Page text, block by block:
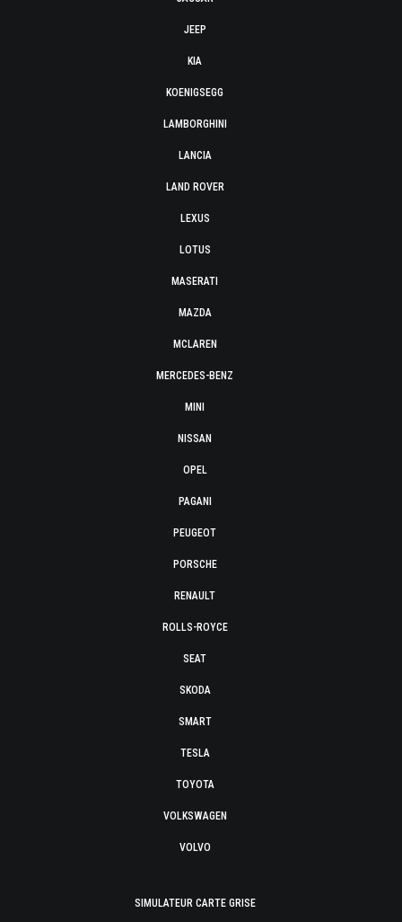
JEEP
KIA
KOENIGSEGG
LAMBORGHINI
LANCIA
LAND ROVER
LEXUS
LOTUS
MASERATI
MAZDA
MCLAREN
MERCEDES-BENZ
MINI
NISSAN
OPEL
PAGANI
PEUGEOT
PORSCHE
RENAULT
ROLLS-ROYCE
SEAT
SKODA
SMART
TESLA
TOYOTA
VOLKSWAGEN
VOLVO
SIMULATEUR CARTE GRISE